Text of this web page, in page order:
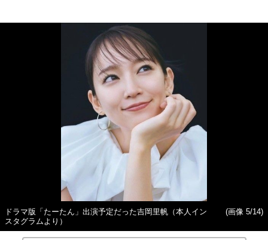
ドラマ版「たーたん」出演予定だった吉岡里帆（本人イン
スタグラムより）
(画像 5/14)